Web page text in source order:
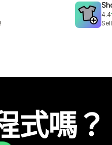
4.4
共
式嗎？